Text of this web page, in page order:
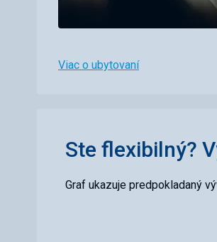
Viac o ubytovaní
Ste flexibilný?
Graf ukazuje predpokladaný